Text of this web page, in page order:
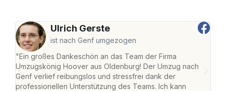
Ulrich Gerste
ist nach Genf umgezogen
"Ein großes Dankeschön an das Team der Firma
Umzugskönig Hoover aus Oldenburg! Der Umzug nach
Genf verlief reibungslos und stressfrei dank der
professionellen Unterstützung des Teams. Ich kann